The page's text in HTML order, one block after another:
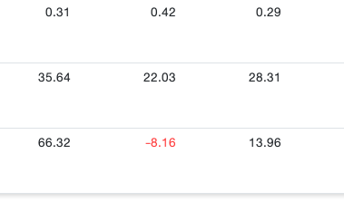
0.31 0.42 0.29
35.64 22.03 28.31
66.32 -8.16 13.96